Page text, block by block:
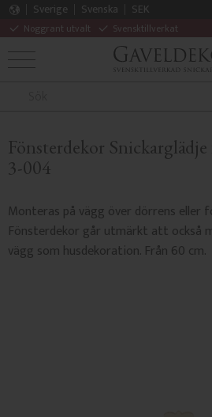
Noggrant utvalt Svensktillverkat
Sverige Svenska
SEK
MENY
Fönsterdekor
3-004
Monteras på vägg över dörrens eller
Fönsterdekor går utmärkt att också
vägg som husdekoration. Från 60 cm.